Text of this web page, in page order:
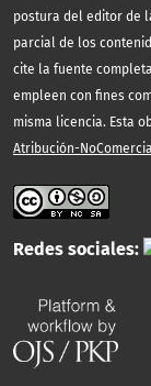
postura del editor de
parcial de los
cite la fuente
empleen con fines
misma licencia. Esta
Atribución-
Redes sociales: